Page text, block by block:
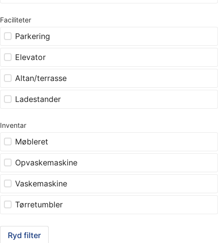
Faciliteter
Parkering
Elevator
Altan/terrasse
Ladestander
Inventar
Møbleret
Opvaskemaskine
Vaskemaskine
Tørretumbler
Ryd filter